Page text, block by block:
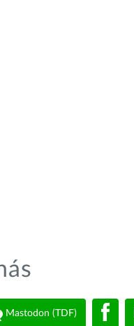
Mastodon (TDF)